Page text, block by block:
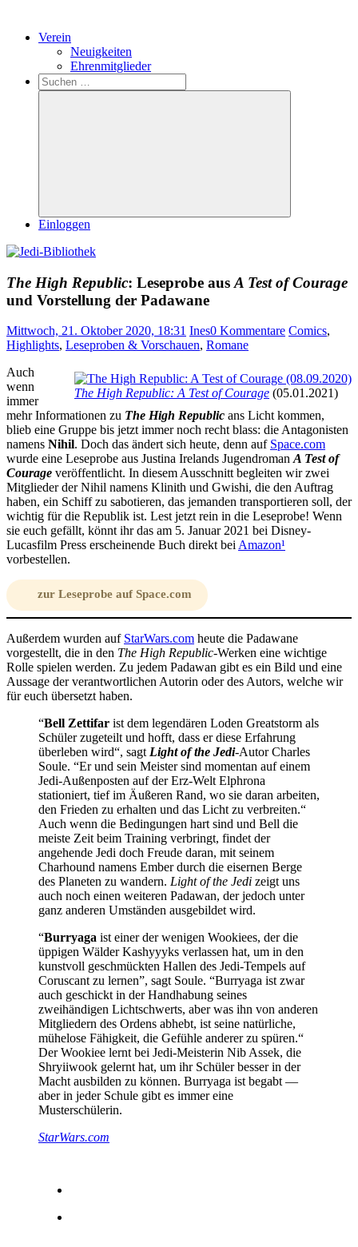
Verein
Neuigkeiten
Ehrenmitglieder
Search
Suchen
nach:
Suchen
Einloggen
The High Republic: Leseprobe aus A Test of Courage
und Vorstellung der Padawane
Mittwoch, 21. Oktober 2020, 18:31 Ines0 Kommentare Comics,
Highlights, Leseproben & Vorschauen, Romane
The High Republic: A Test of Courage (05.01.2021)
Auch
wenn
immer
mehr Informationen zu The High Republic ans Licht kommen,
blieb eine Gruppe bis jetzt immer noch recht blass: die Antagonisten
namens Nihil. Doch das ändert sich heute, denn auf Space.com
wurde eine Leseprobe aus Justina Irelands JugendromanA Test of
Courage veröffentlicht. In diesem Ausschnitt begleiten wir zwei
Mitglieder der Nihil namens Klinith und Gwishi, die den Auftrag
haben, ein Schiff zu sabotieren, das jemanden transportieren soll, der
wichtig für die Republik ist. Lest jetzt rein in die Leseprobe! Wenn
sie euch gefällt, könnt ihr das am 5. Januar 2021 bei Disney-
Lucasfilm Press erscheinende Buch direkt beiAmazon¹
vorbestellen.
zur Leseprobe auf Space.com
Außerdem wurden auf StarWars.com heute die Padawane
vorgestellt, die in den The High Republic-Werken eine wichtige
Rolle spielen werden. Zu jedem Padawan gibt es ein Bild und eine
Aussage der verantwortlichen Autorin oder des Autors, welche wir
für euch übersetzt haben.
“Bell Zettifar ist dem legendären Loden Greatstorm als
Schüler zugeteilt und hofft, dass er diese Erfahrung
überleben wird“, sagt Light of the Jedi-Autor Charles
Soule. “Er und sein Meister sind momentan auf einem
Jedi-Außenposten auf der Erz-Welt Elphrona
stationiert, tief im Äußeren Rand, wo sie daran arbeiten,
den Frieden zu erhalten und das Licht zu verbreiten.“
Auch wenn die Bedingungen hart sind und Bell die
meiste Zeit beim Training verbringt, findet der
angehende Jedi doch Freude daran, mit seinem
Charhound namens Ember durch die eisernen Berge
des Planeten zu wandern. Light of the Jedi zeigt uns
auch noch einen weiteren Padawan, der jedoch unter
ganz anderen Umständen ausgebildet wird.
“Burryaga ist einer der wenigen Wookiees, der die
üppigen Wälder Kashyyyks verlassen hat, um in den
kunstvoll geschmückten Hallen des Jedi-Tempels auf
Coruscant zu lernen”, sagt Soule. “Burryaga ist zwar
auch geschickt in der Handhabung seines
zweihändigen Lichtschwerts, aber was ihn von anderen
Mitgliedern des Ordens abhebt, ist seine natürliche,
mühelose Fähigkeit, die Gefühle anderer zu spüren.“
Der Wookiee lernt bei Jedi-Meisterin Nib Assek, die
Shryiiwook gelernt hat, um ihr Schüler besser in der
Macht ausbilden zu können. Burryaga ist begabt —
aber in jeder Schule gibt es immer eine
Musterschülerin.
StarWars.com